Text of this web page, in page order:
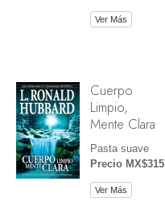
Ver Más
Cuerpo
Limpio,
Mente Clara
Pasta suave
Precio MX$315
Ver Más